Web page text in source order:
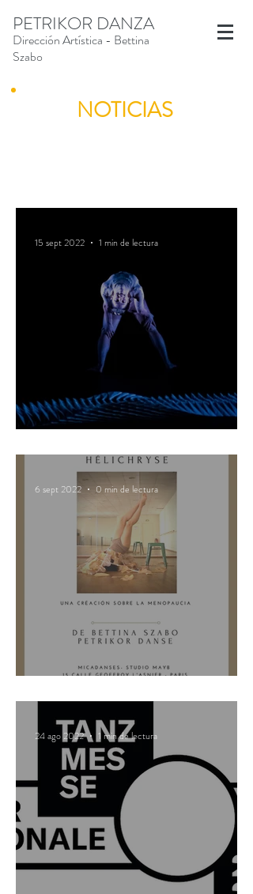
PETRIKOR DANZA
Dirección Artística - Bettina
Szabo
NOTICIAS
15 sept 2022 1 min de lectura
6 sept 2022 0 min de lectura
24 ago 2022 1 min de lectura